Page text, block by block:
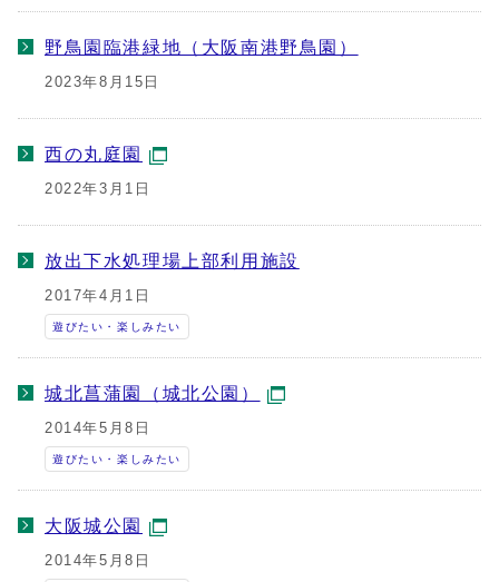
野鳥園臨港緑地（大阪南港野鳥園）
2023年8月15日
西の丸庭園
2022年3月1日
放出下水処理場上部利用施設
2017年4月1日
遊びたい・楽しみたい
城北菖蒲園（城北公園）
2014年5月8日
遊びたい・楽しみたい
大阪城公園
2014年5月8日